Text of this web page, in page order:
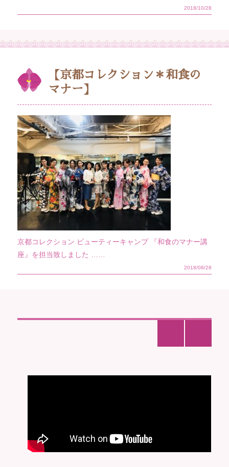
2018/10/28
【京都コレクション＊和食の
マナー】
京都コレクション ビューティーキャンプ 『和食のマナー講
座』を担当致しました ……
2018/08/28